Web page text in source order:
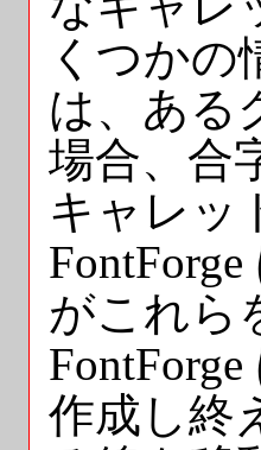
くつかの
は、ある
場合、合
キャレッ
がこれら
作成し終